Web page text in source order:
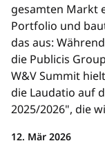
gesamten Markt
Portfolio und
das aus:
die Publicis
W&V Summit
die Laudatio auf
2025/2026", die
12. Mär 2026